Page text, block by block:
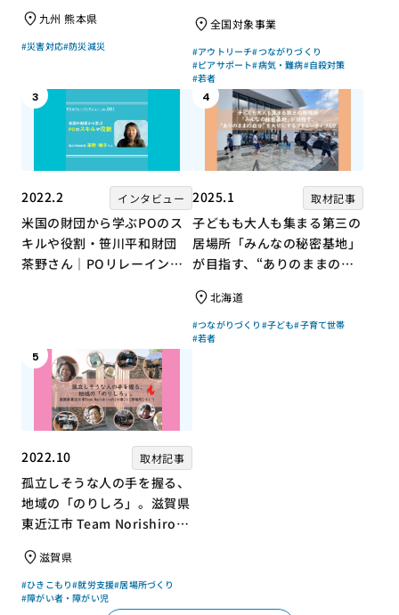
九州 熊本県
#災害対応#防災減災
組み全国対象事業
#アウトリーチ#つながりづくり
#ピアサポート#病気・難病#自殺対策
#若者
3
2022.2 インタビュー
米国の財団から学ぶPOのス
キルや役割・笹川平和財団
茶野さん｜POリレーインタ
4
2025.1 取材記事
子どもも大人も集まる第三の
居場所「みんなの秘密基地」
が目指す、“ありのままの自
ィづくり
北海道
#つながりづくり #子ども#子育て世帯
#若者
5
2022.10 取材記事
孤立しそうな人の手を握る、
地域の「のりしろ」。滋賀県
東近江市 Team Norishiroの
滋賀県
#ひきこもり#就労支援#居場所づくり
#障がい者・障がい児